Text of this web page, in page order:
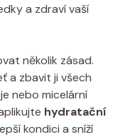
a zdraví ‌vaší
několik zásad.⁢
a zbavit⁤ ji všech​
nebo micelární
hydratační
kondici a sníží